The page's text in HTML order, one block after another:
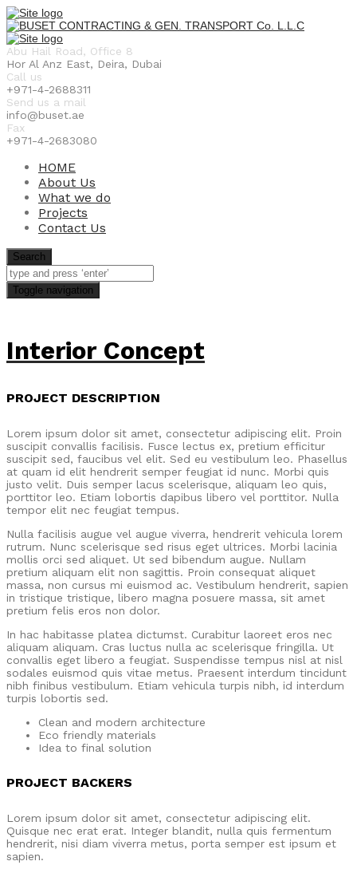
Abu Hail Road, Office 8
Hor Al Anz East, Deira, Dubai
Call us
+971-4-2688311
Send us a mail
info@buset.ae
Fax
+971-4-2683080
HOME
About Us
What we do
Projects
Contact Us
Search
Toggle navigation
Interior Concept
PROJECT DESCRIPTION
Lorem ipsum dolor sit amet, consectetur adipiscing elit. Proin
suscipit convallis facilisis. Fusce lectus ex, pretium efficitur
suscipit sed, faucibus vel elit. Sed eu vestibulum leo. Phasellus
at quam id elit hendrerit semper feugiat id nunc. Morbi quis
justo velit. Duis semper lacus scelerisque, aliquam leo quis,
porttitor leo. Etiam lobortis dapibus libero vel porttitor. Nulla
tempor elit nec feugiat tempus.
Nulla facilisis augue vel augue viverra, hendrerit vehicula lorem
rutrum. Nunc scelerisque sed risus eget ultrices. Morbi lacinia
mollis orci sed aliquet. Ut sed bibendum augue. Nullam
pretium aliquam elit non sagittis. Proin consequat aliquet
massa, non cursus mi euismod ac. Vestibulum hendrerit, sapien
in tristique tristique, libero magna posuere massa, sit amet
pretium felis eros non dolor.
In hac habitasse platea dictumst. Curabitur laoreet eros nec
aliquam aliquam. Cras luctus nulla ac scelerisque fringilla. Ut
convallis eget libero a feugiat. Suspendisse tempus nisl at nisl
sodales euismod quis vitae metus. Praesent interdum tincidunt
nibh finibus vestibulum. Etiam vehicula turpis nibh, id interdum
turpis lobortis sed.
Clean and modern architecture
Eco friendly materials
Idea to final solution
PROJECT BACKERS
Lorem ipsum dolor sit amet, consectetur adipiscing elit.
Quisque nec erat erat. Integer blandit, nulla quis fermentum
hendrerit, nisi diam viverra metus, porta semper est ipsum et
sapien.